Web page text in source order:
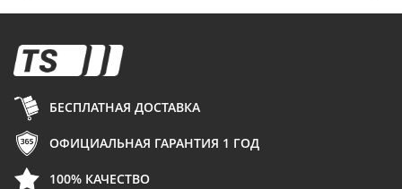
БЕСПЛАТНАЯ ДОСТАВКА
ОФИЦИАЛЬНАЯ ГАРАНТИЯ 1 ГОД
100% КАЧЕСТВО